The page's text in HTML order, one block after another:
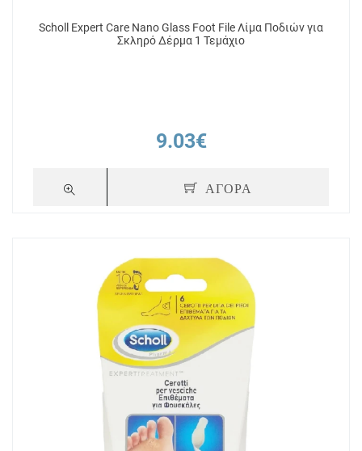
Scholl Expert Care Nano Glass Foot File Λίμα Ποδιών για
Σκληρό Δέρμα 1 Τεμάχιο
9.03€
ΑΓΟΡΑ